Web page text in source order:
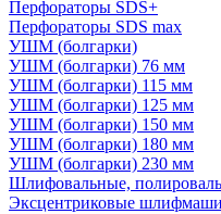
Перфораторы SDS+
Перфораторы SDS max
УШМ (болгарки)
УШМ (болгарки) 76 мм
УШМ (болгарки) 115 мм
УШМ (болгарки) 125 мм
УШМ (болгарки) 150 мм
УШМ (болгарки) 180 мм
УШМ (болгарки) 230 мм
Шлифовальные,
Эксцентриковые